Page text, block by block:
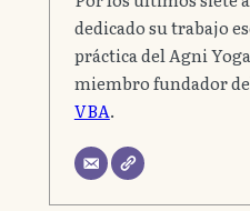
dedicado su trabajo
práctica del Agni
miembro fundador
VBA.